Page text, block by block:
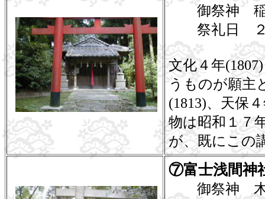
御祭神 稲
祭礼日 ２
文化４年
うものが願主
(1813)、天保
物は昭和１７
が、既にこの
⑦富士浅間神
御祭神 木